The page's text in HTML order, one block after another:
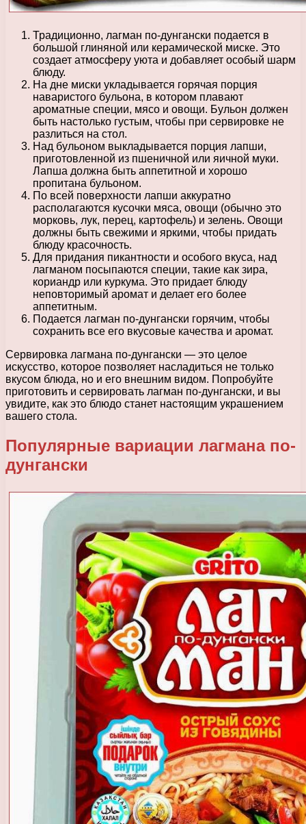
Традиционно, лагман по-дунгански подается в
большой глиняной или керамической миске. Это
создает атмосферу уюта и добавляет особый шарм
блюду.
На дне миски укладывается горячая порция
наваристого бульона, в котором плавают
ароматные специи, мясо и овощи. Бульон должен
быть настолько густым, чтобы при сервировке не
разлиться на стол.
Над бульоном выкладывается порция лапши,
приготовленной из пшеничной или яичной муки.
Лапша должна быть аппетитной и хорошо
пропитана бульоном.
По всей поверхности лапши аккуратно
располагаются кусочки мяса, овощи (обычно это
морковь, лук, перец, картофель) и зелень. Овощи
должны быть свежими и яркими, чтобы придать
блюду красочность.
Для придания пикантности и особого вкуса, над
лагманом посыпаются специи, такие как зира,
кориандр или куркума. Это придает блюду
неповторимый аромат и делает его более
аппетитным.
Подается лагман по-дунгански горячим, чтобы
сохранить все его вкусовые качества и аромат.
Сервировка лагмана по-дунгански — это целое
искусство, которое позволяет насладиться не только
вкусом блюда, но и его внешним видом. Попробуйте
приготовить и сервировать лагман по-дунгански, и вы
увидите, как это блюдо станет настоящим украшением
вашего стола.
Популярные вариации лагмана по-
дунгански